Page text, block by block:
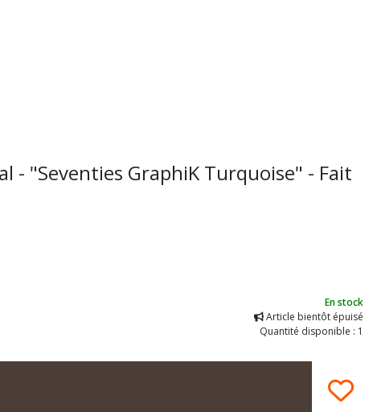
- "Seventies GraphiK Turquoise" - Fait
En stock
Article bientôt épuisé
Quantité disponible : 1